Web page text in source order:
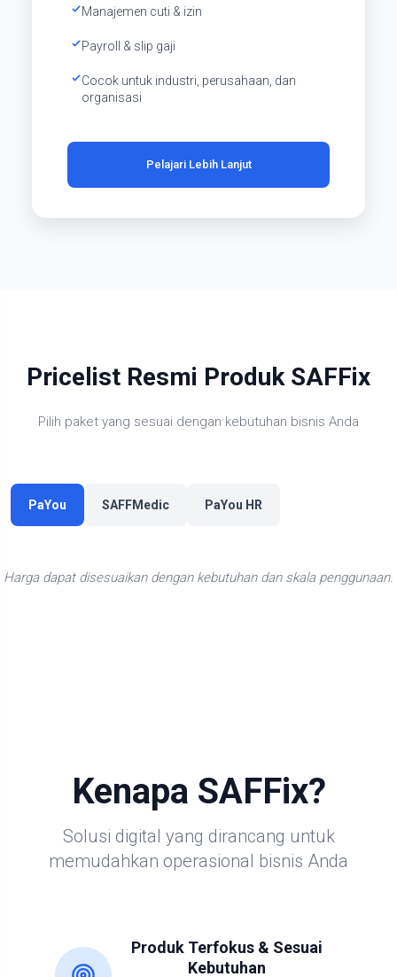
Manajemen cuti & izin
Payroll & slip gaji
Cocok untuk industri, perusahaan, dan
organisasi
Pelajari Lebih Lanjut
Pricelist Resmi Produk SAFFix
Pilih paket yang sesuai dengan kebutuhan bisnis Anda
PaYou SAFFMedic PaYou HR
Harga dapat disesuaikan dengan kebutuhan dan skala penggunaan.
Kenapa SAFFix?
Solusi digital yang dirancang untuk
memudahkan operasional bisnis Anda
Produk Terfokus & Sesuai
Kebutuhan